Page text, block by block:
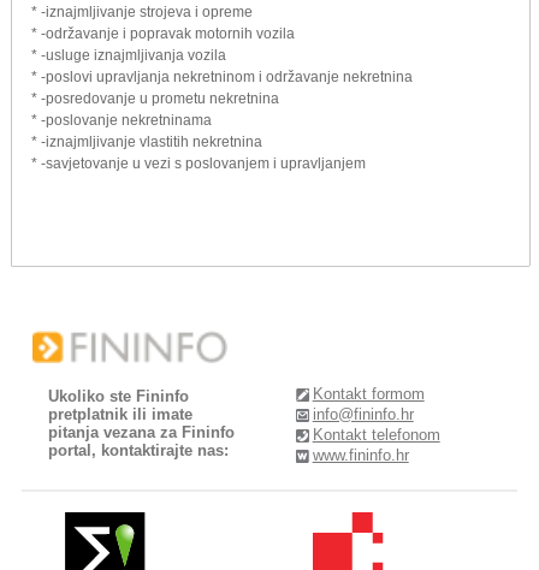
* -iznajmljivanje strojeva i opreme
* -održavanje i popravak motornih vozila
* -usluge iznajmljivanja vozila
* -poslovi upravljanja nekretninom i održavanje nekretnina
* -posredovanje u prometu nekretnina
* -poslovanje nekretninama
* -iznajmljivanje vlastitih nekretnina
* -savjetovanje u vezi s poslovanjem i upravljanjem
Ukoliko ste Fininfo
pretplatnik ili imate
pitanja vezana za Fininfo
portal, kontaktirajte nas:
Kontakt formom
info@fininfo.hr
Kontakt telefonom
www.fininfo.hr